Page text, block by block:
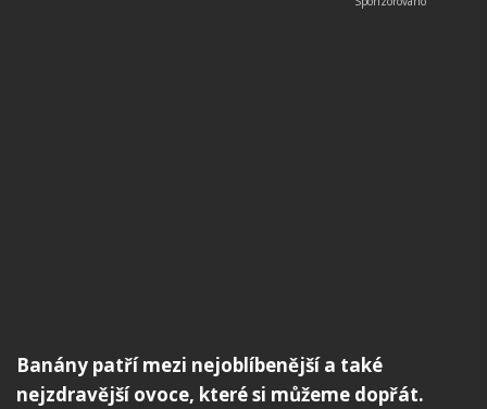
Banány patří mezi nejoblíbenější a také
nejzdravější ovoce, které si můžeme dopřát.